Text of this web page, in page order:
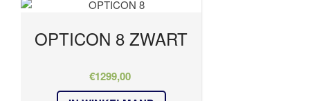
OPTICON 8 ZWART
€1299,00